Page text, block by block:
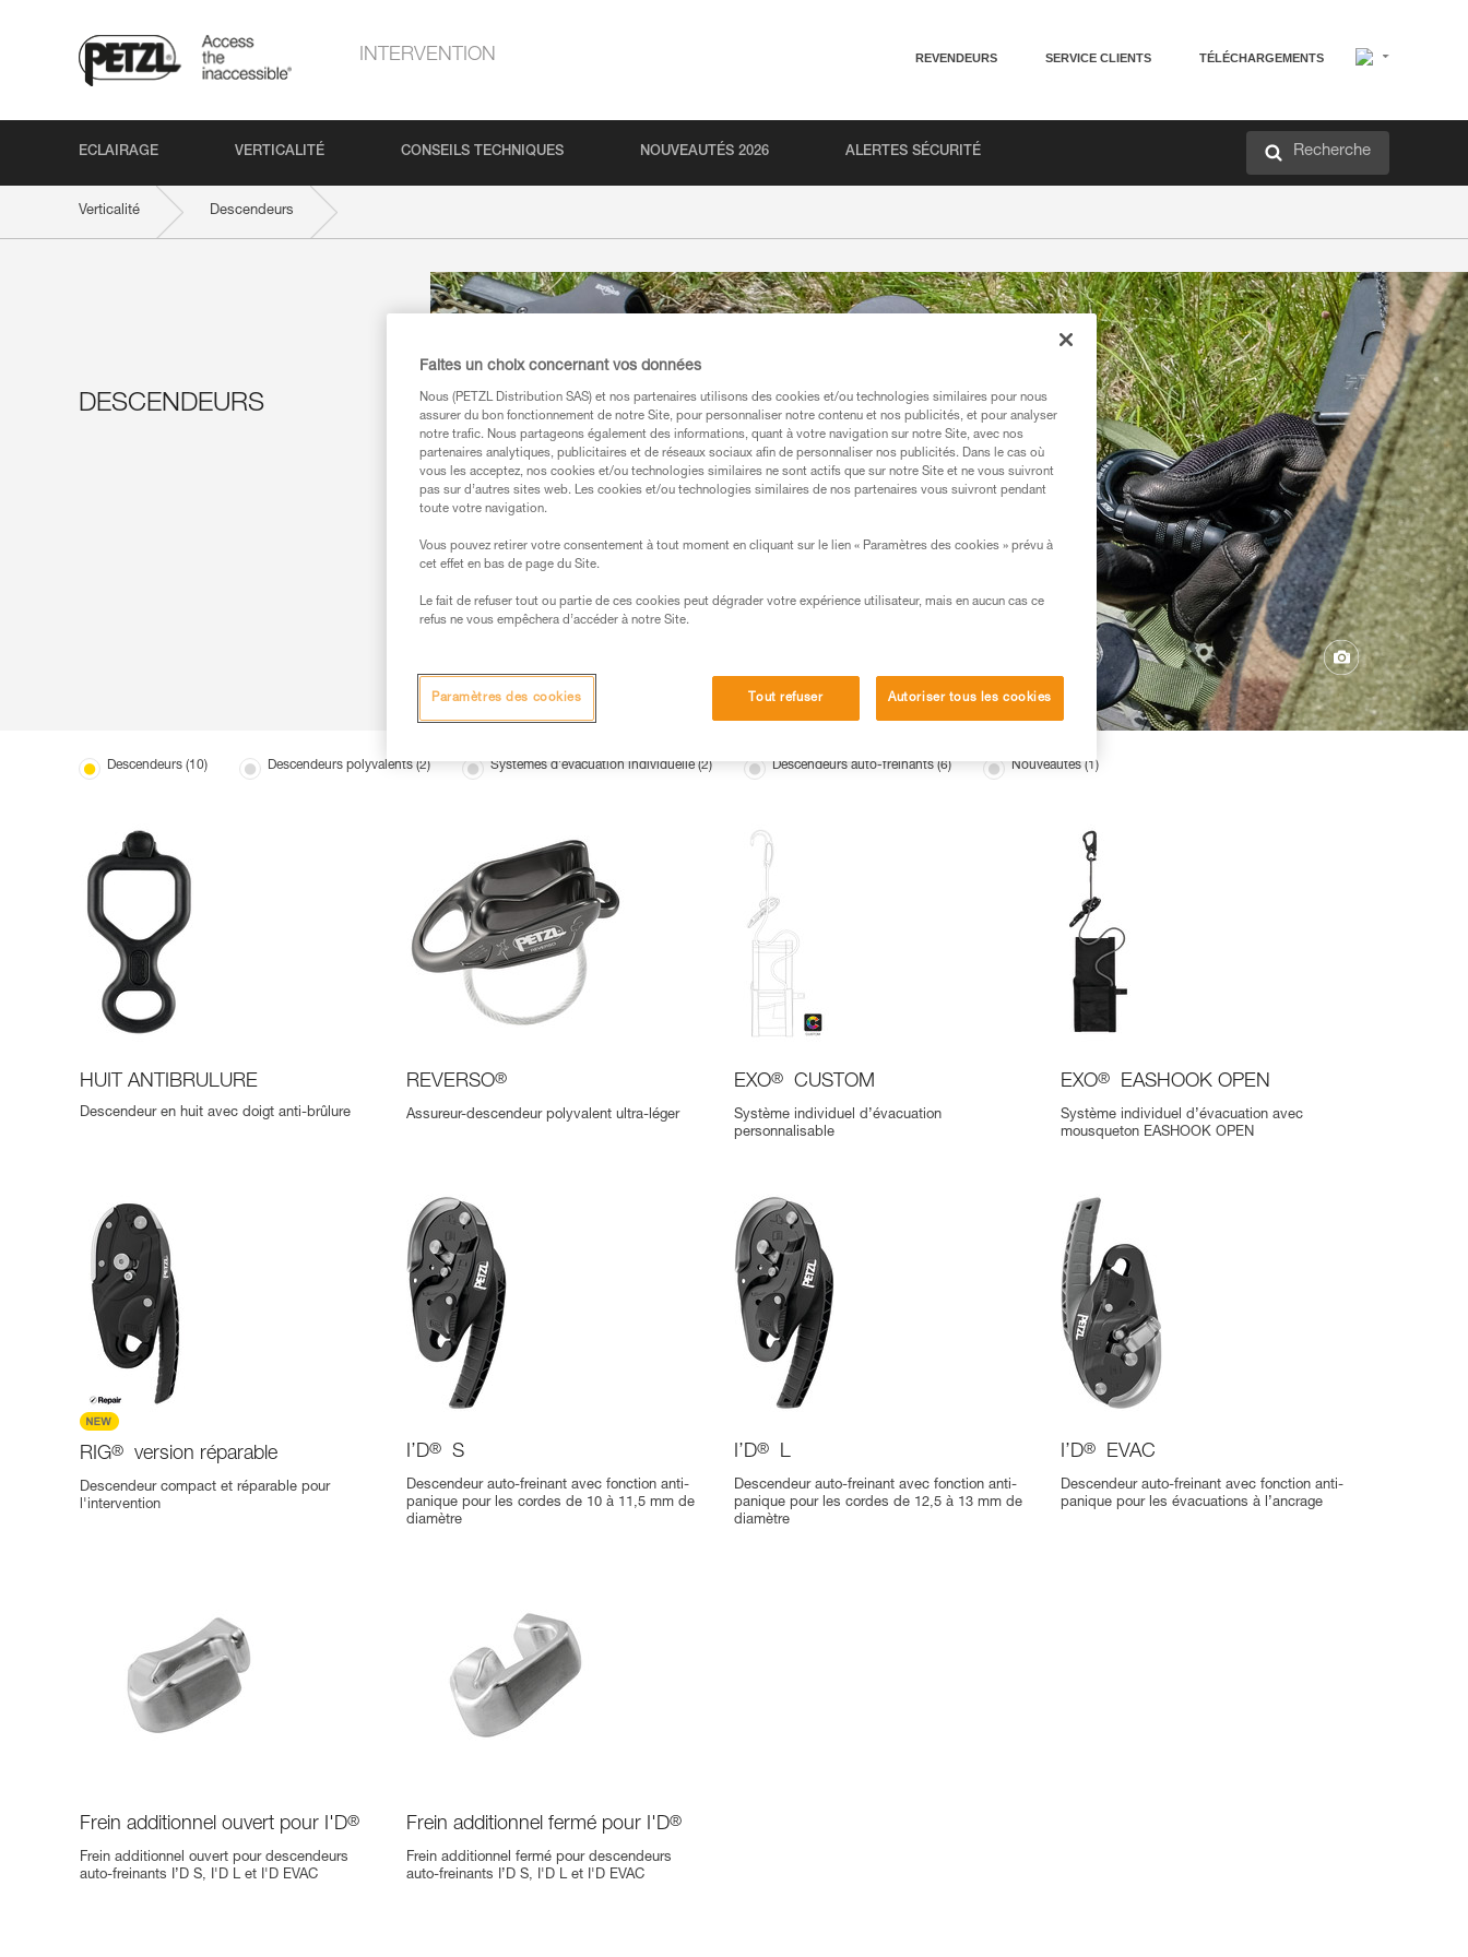
INTERVENTION REVENDEURS SERVICE CLIENTS TÉLÉCHARGEMENTS
ECLAIRAGE VERTICALITÉ CONSEILS TECHNIQUES NOUVEAUTÉS 2026 ALERTES SÉCURITÉ Recherche
Verticalité Descendeurs
DESCENDEURS
Descendeurs (10) Descendeurs polyvalents (2) Systèmes d'évacuation individuelle (2) Descendeurs auto-freinants (6) Nouveautés (1)
HUIT ANTIBRULURE
Descendeur en huit avec doigt anti-brûlure
REVERSO®
Assureur-descendeur polyvalent ultra-léger
EXO® CUSTOM
Système individuel d’évacuation
personnalisable
EXO® EASHOOK OPEN
Système individuel d’évacuation avec
mousqueton EASHOOK OPEN
RIG® version réparable
Descendeur compact et réparable pour
l'intervention
I’D® S
Descendeur auto-freinant avec fonction anti-
panique pour les cordes de 10 à 11,5 mm de
diamètre
I’D® L
Descendeur auto-freinant avec fonction anti-
panique pour les cordes de 12,5 à 13 mm de
diamètre
I’D® EVAC
Descendeur auto-freinant avec fonction anti-
panique pour les évacuations à l’ancrage
Frein additionnel ouvert pour I'D®
Frein additionnel ouvert pour descendeurs
auto-freinants I’D S, I'D L et I'D EVAC
Frein additionnel fermé pour I'D®
Frein additionnel fermé pour descendeurs
auto-freinants I’D S, I'D L et I'D EVAC
Faites un choix concernant vos données
Nous (PETZL Distribution SAS) et nos partenaires utilisons des cookies et/ou technologies similaires pour nous
assurer du bon fonctionnement de notre Site, pour personnaliser notre contenu et nos publicités, et pour analyser
notre trafic. Nous partageons également des informations, quant à votre navigation sur notre Site, avec nos
partenaires analytiques, publicitaires et de réseaux sociaux afin de personnaliser nos publicités. Dans le cas où
vous les acceptez, nos cookies et/ou technologies similaires ne sont actifs que sur notre Site et ne vous suivront
pas sur d’autres sites web. Les cookies et/ou technologies similaires de nos partenaires vous suivront pendant
toute votre navigation.
Vous pouvez retirer votre consentement à tout moment en cliquant sur le lien « Paramètres des cookies » prévu à
cet effet en bas de page du Site.
Le fait de refuser tout ou partie de ces cookies peut dégrader votre expérience utilisateur, mais en aucun cas ce
refus ne vous empêchera d’accéder à notre Site.
Tout refuser Autoriser tous les cookies
Paramètres des cookies